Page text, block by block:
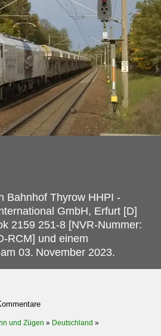
Bahnhof Thyrow HHPI -
GmbH, Erfurt [D]
2159 251-8 [NVR-Nummer:
RCM] und einem
03. November 2023.
und Zügen » Deutschland »